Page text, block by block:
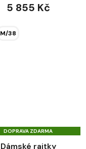
5 855 Kč
M/38
DOPRAVA ZDARMA
Dámské rajtky